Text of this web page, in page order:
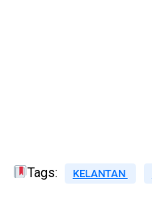
Tags: KELANTAN